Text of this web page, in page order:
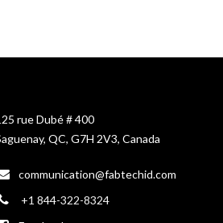
rue Dubé # 400
QC, G7H 2V3, Canada
communication@fabtechid.com
+1 844-322-8324